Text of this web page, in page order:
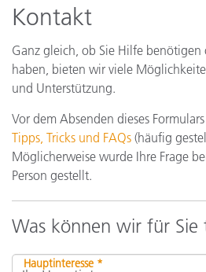
Kontakt
Ganz gleich, ob Sie Hilfe benötigen
haben, bieten wir viele
und Unterstützung.
Vor dem Absenden dieses
Tipps, Tricks und FAQs (häufig
Möglicherweise wurde Ihre Frage
Person gestellt.
Was können wir für Sie
Hauptinteresse *